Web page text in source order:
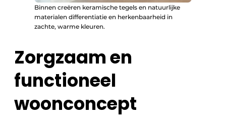
Binnen creëren keramische tegels en natuurlijke
materialen differentiatie en herkenbaarheid in
zachte, warme kleuren.
Zorgzaam en
functioneel
woonconcept